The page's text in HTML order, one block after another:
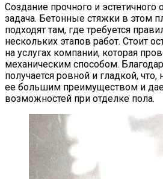
Создание прочного и эстетичного
задача. Бетонные стяжки в этом
подходят там, где требуется
нескольких этапов работ. Стоит
на услугах компании, которая
механическим способом.
получается ровной и гладкой,
ее большим преимуществом и
возможностей при отделке пола.